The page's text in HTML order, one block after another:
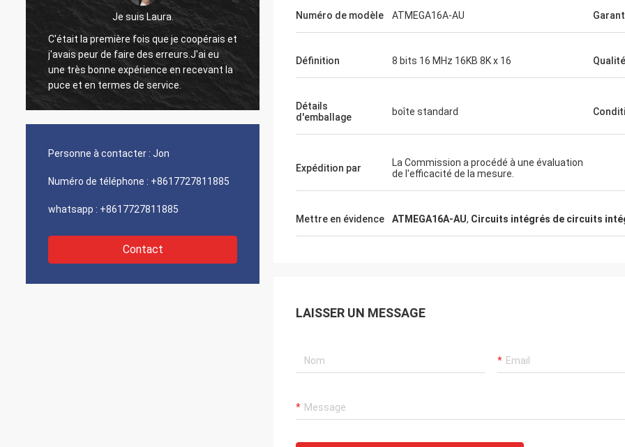
Je suis Laura.
C'était la première fois que je coopérais et
j'avais peur de faire des erreurs.J'ai eu
une très bonne expérience en recevant la
puce et en termes de service.
Je suis Rajan.
Bon produit, je l'achèterai la prochaine fois
l'emballage n'est pas
qualité de la puce est
Personne à contacter : Jon
Numéro de téléphone : +8617727811885
whatsapp : +8617727811885
Contact
Numéro de modèle ATMEGA16A-AU
Définition 8 bits 16 MHz 16KB 8K x 16 Qualité
Détails
d'emballage
boîte standard
Expédition par
La Commission a procédé à une évaluation
de l'efficacité de la mesure.
Mettre en évidence ATMEGA16A-AU, Circuits intégrés de circuits
LAISSER UN MESSAGE